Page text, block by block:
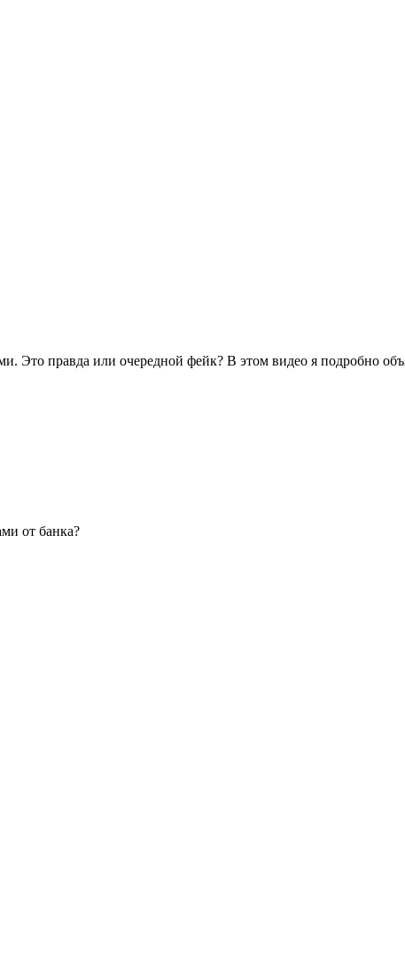
правда или очередной фейк? В этом видео я подробно
от банка?